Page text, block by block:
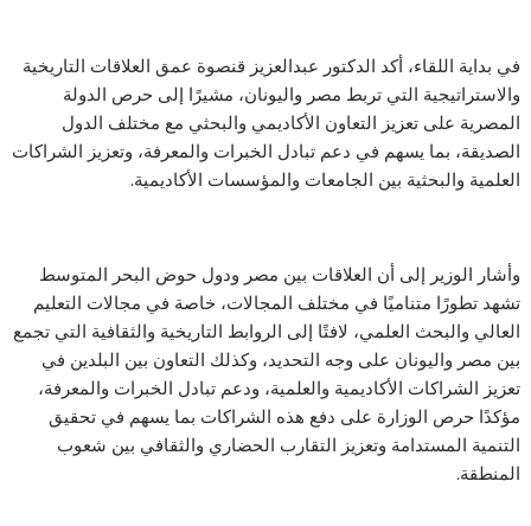
في بداية اللقاء، أكد الدكتور عبدالعزيز قنصوة عمق العلاقات التاريخية
والاستراتيجية التي تربط مصر واليونان، مشيرًا إلى حرص الدولة
المصرية على تعزيز التعاون الأكاديمي والبحثي مع مختلف الدول
الصديقة، بما يسهم في دعم تبادل الخبرات والمعرفة، وتعزيز الشراكات
العلمية والبحثية بين الجامعات والمؤسسات الأكاديمية.
وأشار الوزير إلى أن العلاقات بين مصر ودول حوض البحر المتوسط
تشهد تطورًا متناميًا في مختلف المجالات، خاصة في مجالات التعليم
العالي والبحث العلمي، لافتًا إلى الروابط التاريخية والثقافية التي تجمع
بين مصر واليونان على وجه التحديد، وكذلك التعاون بين البلدين في
تعزيز الشراكات الأكاديمية والعلمية، ودعم تبادل الخبرات والمعرفة،
مؤكدًا حرص الوزارة على دفع هذه الشراكات بما يسهم في تحقيق
التنمية المستدامة وتعزيز التقارب الحضاري والثقافي بين شعوب
المنطقة.